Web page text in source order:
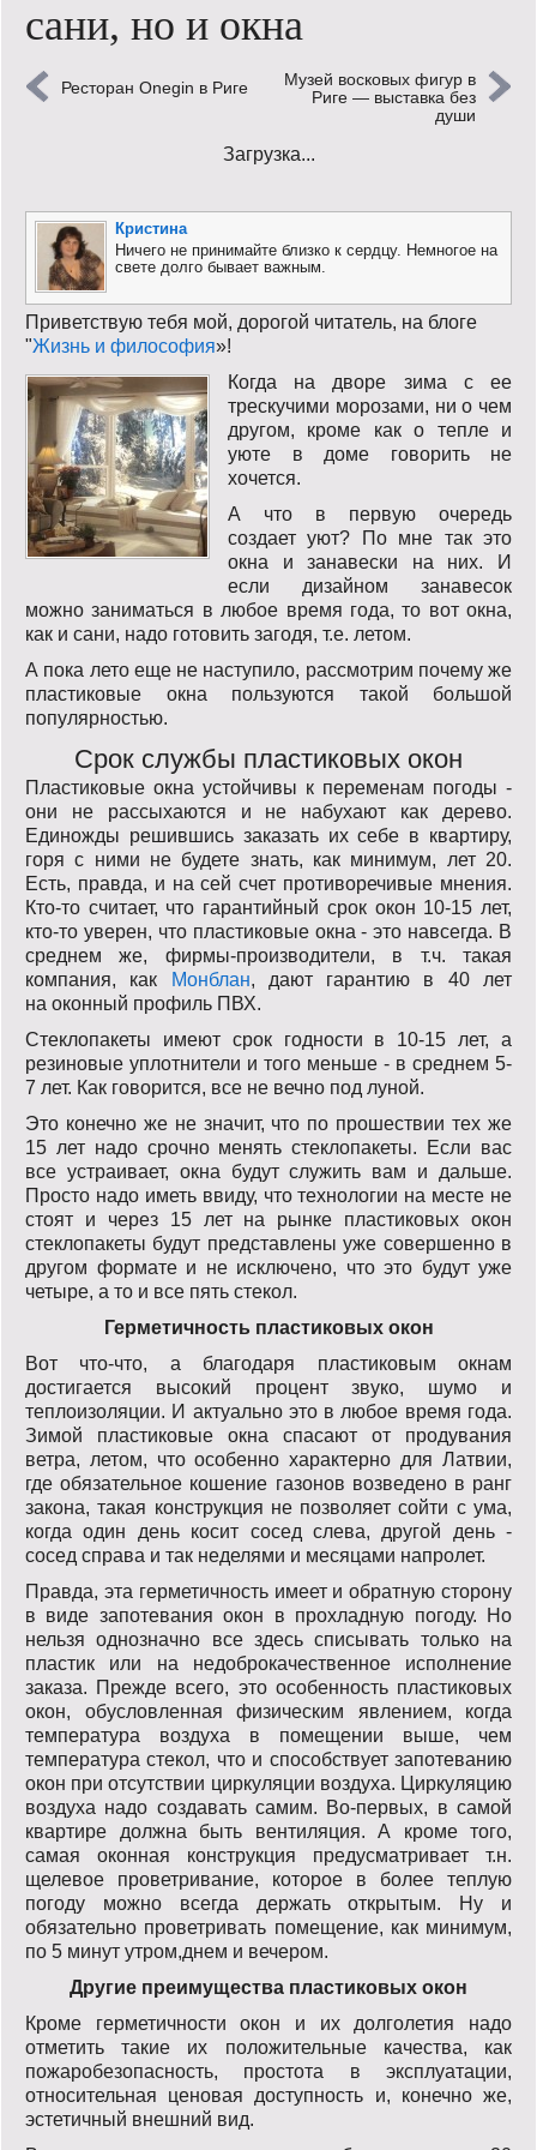
Кинообзор
Книгообзор
Поговорим?!
Риторика
Слово гостям
Философские размышления
Этот огромный мир!
сани, но и окна
Ресторан Onegin в Риге
Музей восковых фигур в
Риге — выставка без
души
Загрузка...
Кристина
Ничего не принимайте близко к сердцу. Немногое на
свете долго бывает важным.
Приветствую тебя мой, дорогой читатель, на блоге
"Жизнь и философия»!
Когда на дворе зима с ее
трескучими морозами, ни о чем
другом, кроме как о тепле и
уюте в доме говорить не
хочется.
А что в первую очередь
создает уют? По мне так это
окна и занавески на них. И
если дизайном занавесок
можно заниматься в любое время года, то вот окна,
как и сани, надо готовить загодя, т.е. летом.
А пока лето еще не наступило, рассмотрим почему же
пластиковые окна пользуются такой большой
популярностью.
Срок службы пластиковых окон
Пластиковые окна устойчивы к переменам погоды -
они не рассыхаются и не набухают как дерево.
Единожды решившись заказать их себе в квартиру,
горя с ними не будете знать, как минимум, лет 20.
Есть, правда, и на сей счет противоречивые мнения.
Кто-то считает, что гарантийный срок окон 10-15 лет,
кто-то уверен, что пластиковые окна - это навсегда. В
среднем же, фирмы-производители, в т.ч. такая
компания, как
Монблан, дают гарантию в 40 лет
на оконный профиль ПВХ.
Стеклопакеты имеют срок годности в 10-15 лет, а
резиновые уплотнители и того меньше - в среднем 5-
7 лет. Как говорится, все не вечно под луной.
Это конечно же не значит, что по прошествии тех же
15 лет надо срочно менять стеклопакеты. Если вас
все устраивает, окна будут служить вам и дальше.
Просто надо иметь ввиду, что технологии на месте не
стоят и через 15 лет на рынке пластиковых окон
стеклопакеты будут представлены уже совершенно в
другом формате и не исключено, что это будут уже
четыре, а то и все пять стекол.
Герметичность пластиковых окон
Вот что-что, а благодаря пластиковым окнам
достигается высокий процент звуко, шумо и
теплоизоляции. И актуально это в любое время года.
Зимой пластиковые окна спасают от продувания
ветра, летом, что особенно характерно для Латвии,
где обязательное кошение газонов возведено в ранг
закона, такая конструкция не позволяет сойти с ума,
когда один день косит сосед слева, другой день -
сосед справа и так неделями и месяцами напролет.
Правда, эта герметичность имеет и обратную сторону
в виде запотевания окон в прохладную погоду. Но
нельзя однозначно все здесь списывать только на
пластик или на недоброкачественное исполнение
заказа. Прежде всего, это особенность пластиковых
окон, обусловленная физическим явлением, когда
температура воздуха в помещении выше, чем
температура стекол, что и способствует запотеванию
окон при отсутствии циркуляции воздуха. Циркуляцию
воздуха надо создавать самим. Во-первых, в самой
квартире должна быть вентиляция. А кроме того,
самая оконная конструкция предусматривает т.н.
щелевое проветривание, которое в более теплую
погоду можно всегда держать открытым. Ну и
обязательно проветривать помещение, как минимум,
по 5 минут утром,днем и вечером.
Другие преимущества пластиковых окон
Кроме герметичности окон и их долголетия надо
отметить такие их положительные качества, как
пожаробезопасность, простота в эксплуатации,
относительная ценовая доступность и, конечно же,
эстетичный внешний вид.